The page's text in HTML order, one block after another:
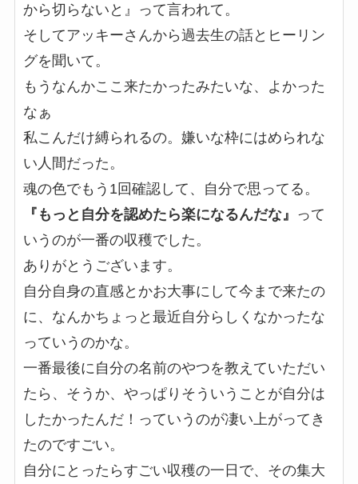
から切らないと』って言われて。
そしてアッキーさんから過去生の話とヒーリン
グを聞いて。
もうなんかここ来たかったみたいな、よかった
なぁ
私こんだけ縛られるの。嫌いな枠にはめられな
い人間だった。
魂の色でもう1回確認して、自分で思ってる。
『もっと自分を認めたら楽になるんだな』 って
いうのが一番の収穫でした。
ありがとうございます。
自分自身の直感とかお大事にして今まで来たの
に、なんかちょっと最近自分らしくなかったな
っていうのかな。
一番最後に自分の名前のやつを教えていただい
たら、そうか、やっぱりそういうことが自分は
したかったんだ！っていうのが凄い上がってき
たのですごい。
自分にとったらすごい収穫の一日で、その集大